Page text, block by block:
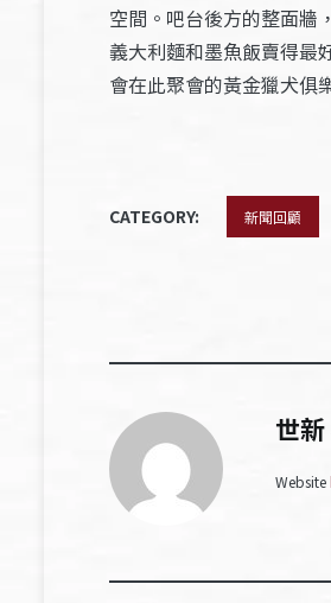
空間。吧台後方的整面牆
義大利麵和墨魚飯賣得最
會在此聚會的黃金獵犬俱
CATEGORY: 新聞回顧
世
Website